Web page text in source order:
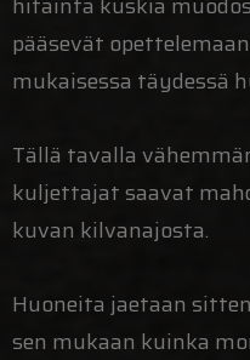
pääsevät
mukaisessa täydessä
Tällä tavalla
kuljettajat saavat
kuvan kilvanajosta.
Huoneita jaetaan
sen mukaan kuinka